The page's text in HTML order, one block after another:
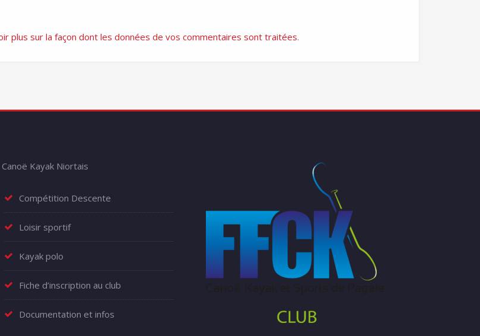
plus sur la façon dont les données de vos commentaires sont traitées.
Canoë Kayak Niortais
Compétition Descente
Loisir sportif
Kayak polo
Fiche d’inscription au club
Documentation et infos